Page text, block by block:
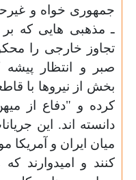
جمهوری خواه و
ـ مذهبی هایی که
تجاوز خارجی را
صبر و انتظار پیشه
بخش از نیروها با
کرده و "دفاع از
دانسته اند. این
میان ایران و
کنند و امیدوارند